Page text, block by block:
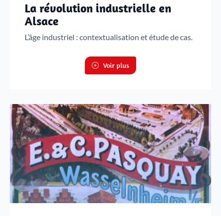
La révolution industrielle en
Alsace
L’âge industriel : contextualisation et étude de cas.
Voir plus